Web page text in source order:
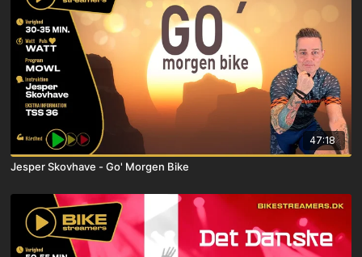
47:18
Jesper Skovhave - Go' Morgen Bike